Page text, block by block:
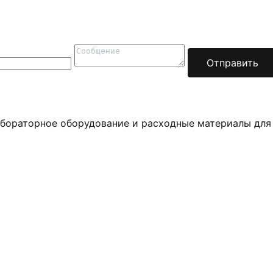
Отправить
оборудование и расходные материалы